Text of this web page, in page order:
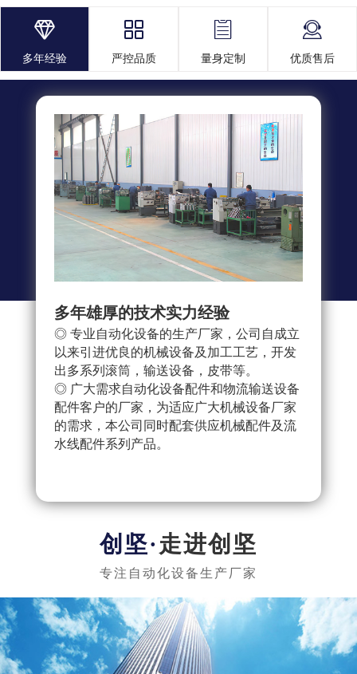

多年经验

严控品质

量身定制

优质售后
多年雄厚的技术实力经验
◎ 专业自动化设备的生产厂家，公司自成立
以来引进优良的机械设备及加工工艺，开发
出多系列滚筒，输送设备，皮带等。
◎ 广大需求自动化设备配件和物流输送设备
配件客户的厂家，为适应广大机械设备厂家
的需求，本公司同时配套供应机械配件及流
水线配件系列产品。
走进创坚